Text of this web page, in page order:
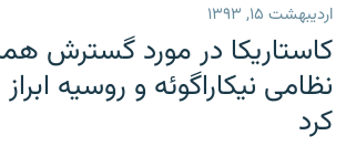
اصلی
رفتن
صفحه
جستجو
رادیو
انتخاب کنید و بشنوید
برنامه‌های رادیویی
پادکست
چندرسانه‌ای
اردیبهشت ۱۵, ۱۳۹۳
کاستاریکا در مورد گسترش
نظامی نیکاراگوئه و روسیه ابراز
کرد